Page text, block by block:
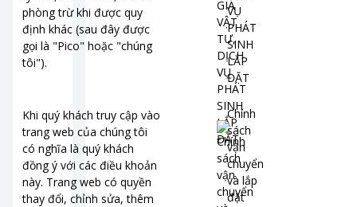
phòng trừ khi được quy
định khác (sau đây được
gọi là "Pico" hoặc "chúng
tôi").
Khi quý khách truy cập vào
trang web của chúng tôi
có nghĩa là quý khách
đồng ý với các điều khoản
này. Trang web có quyền
thay đổi, chỉnh sửa, thêm
VỤ
PHÁT
SINH
LẮP
ĐẶT
Chính
sách
vận
chuyển
và lắp
đặt